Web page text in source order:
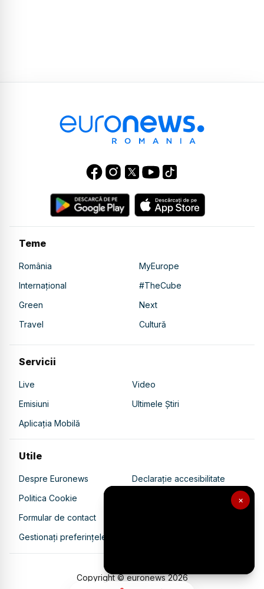
×
Teme
România
MyEurope
Internațional
#TheCube
Green
Next
Travel
Cultură
Servicii
Live
Video
Emisiuni
Ultimele Știri
Aplicația Mobilă
Utile
Despre Euronews
Declarație accesibilitate
Politica Cookie
Politica de confidențialitate
Formular de contact
Gestionați preferințele
Copyright © euronews2026